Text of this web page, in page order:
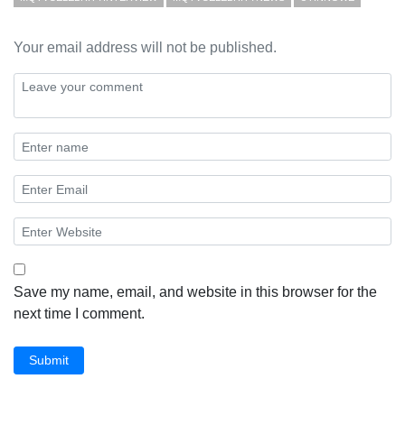
Your email address will not be published.
Save my name, email, and website in this browser for the
next time I comment.
Submit